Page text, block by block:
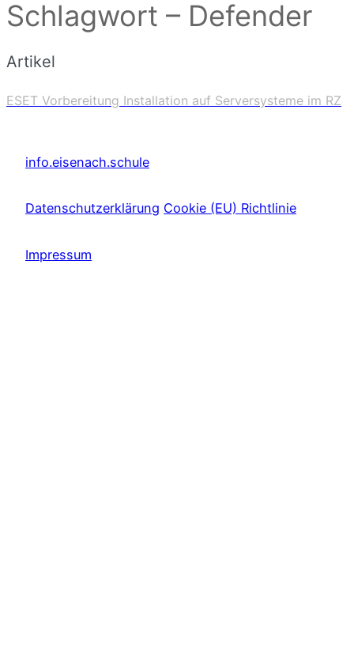
Schlagwort – Defender
Artikel
ESET Vorbereitung Installation auf Serversysteme im RZ
info.eisenach.schule
Datenschutzerklärung Cookie (EU) Richtlinie
Impressum